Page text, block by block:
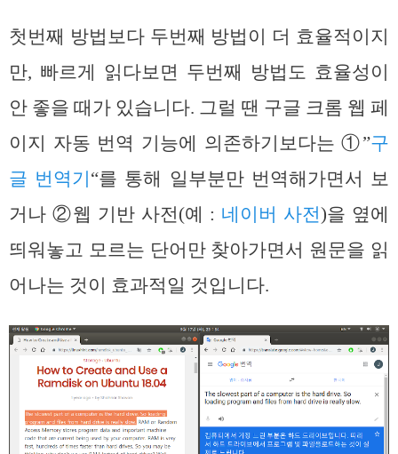
첫번째 방법보다 두번째 방법이 더 효율적이지
만, 빠르게 읽다보면 두번째 방법도 효율성이
안 좋을 때가 있습니다. 그럴 땐 구글 크롬 웹 페
이지 자동 번역 기능에 의존하기보다는 ①”구
글 번역기“를 통해 일부분만 번역해가면서 보
거나 ②웹 기반 사전(예 : 네이버 사전)을 옆에
띄워놓고 모르는 단어만 찾아가면서 원문을 읽
어나는 것이 효과적일 것입니다.